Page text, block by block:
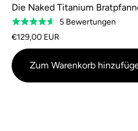
Die Naked Titanium
Bewertung
4,6
von
5
5 Bewertungen
5
€129,00 EUR
Zum Warenkorb